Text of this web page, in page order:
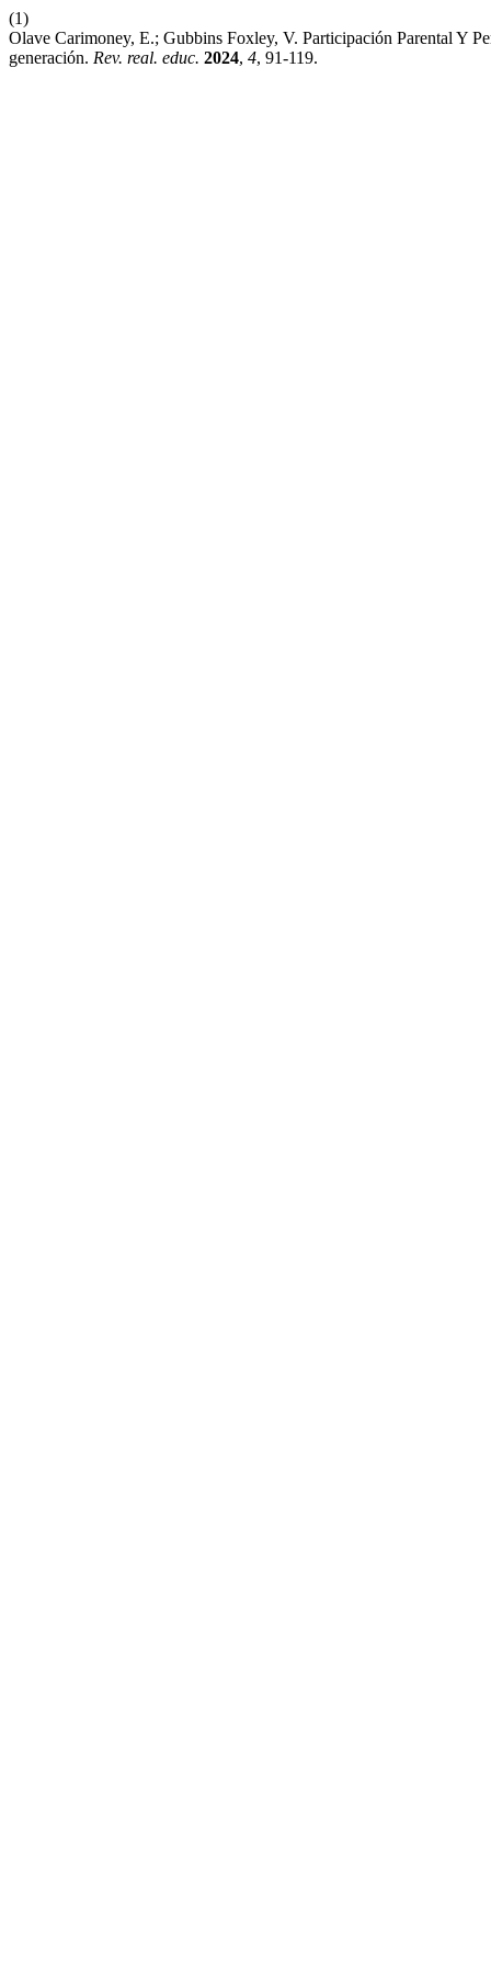
(1)
Olave Carimoney, E.; Gubbins Foxley, V. Participación Parental Y
generación. Rev. real. educ. 2024, 4, 91-119.